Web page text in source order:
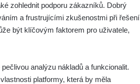
zohlednit podporu zákazníků. Dobrý
a frustrujícími zkušenostmi při řešení
být klíčovým faktorem pro uživatele,
analýzu nákladů a funkcionalit.
platformy, která by měla